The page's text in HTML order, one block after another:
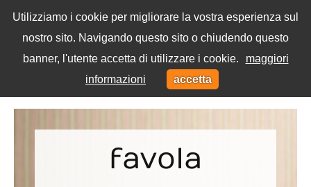
Utilizziamo i cookie per migliorare la vostra esperienza sul
nostro sito. Navigando questo sito o chiudendo questo
banner, l'utente accetta di utilizzare i cookie.
maggiori
informazioni
accetta
Menu
favola